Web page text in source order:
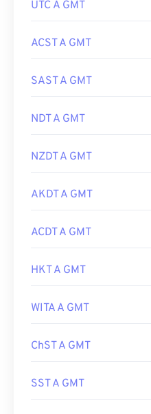
UTC A GMT
ACST A GMT
SAST A GMT
NDT A GMT
NZDT A GMT
AKDT A GMT
ACDT A GMT
HKT A GMT
WITA A GMT
ChST A GMT
SST A GMT